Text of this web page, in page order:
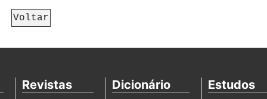
Voltar
Revistas Dicionário Estudos